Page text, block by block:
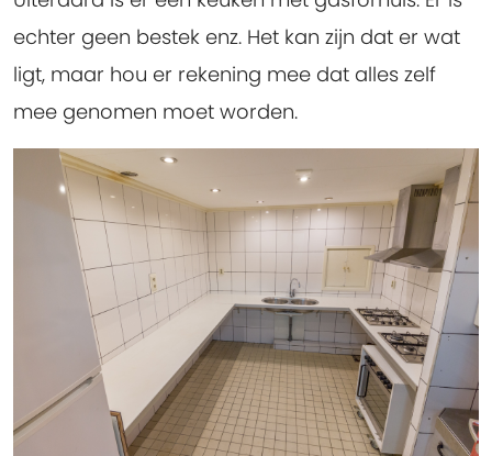
echter geen bestek enz. Het kan zijn dat er wat
ligt, maar hou er rekening mee dat alles zelf
mee genomen moet worden.